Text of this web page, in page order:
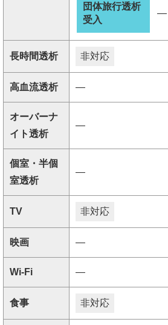
団体旅行透析
受入
―
長時間透析 非対応
高血流透析 ―
オーバーナ
イト透析
―
個室・半個
室透析
―
TV 非対応
映画 ―
Wi-Fi ―
食事 非対応